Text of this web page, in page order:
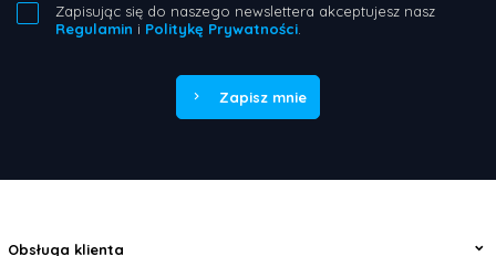
Zapisując się do naszego newslettera akceptujesz nasz
Regulamin i Politykę Prywatności
Zapisz mnie
Obsługa klienta